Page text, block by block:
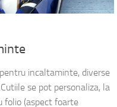
incaltaminte, diverse
se pot personaliza, la
folio (aspect foarte